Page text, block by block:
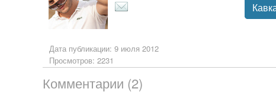
Дата публикации: 9 июля 2012
Просмотров: 2231
Комментарии (2)